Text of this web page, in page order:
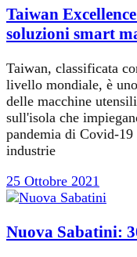
Taiwan
soluzioni smart
Taiwan, classificata
livello mondiale, è
delle macchine
sull'isola che
pandemia di Covid-
industrie
25 Ottobre 2021
Nuova Sabatini: